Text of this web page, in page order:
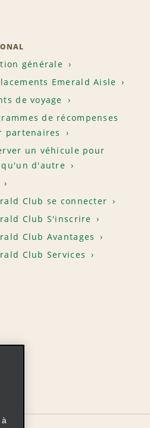
générale
Emerald Aisle
de voyage
de récompenses
partenaires
un véhicule pour
d'autre
Club se connecter
Club S'inscrire
Club Avantages
Club Services